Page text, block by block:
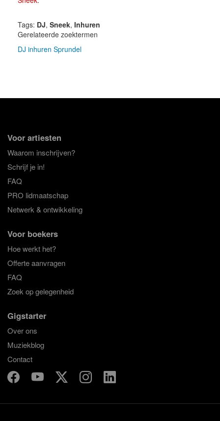
Tags: DJ, Sneek, Inhuren
Gerelateerde zoektermen
DJ inhuren Sprundel
Voor artiesten
Waarom inschrijven?
Schrijf je in!
FAQ
PRO lidmaatschap
Netwerk & ontwikkeling
Voor boekers
Hoe werkt het?
Offerte aanvragen
FAQ
Zoek op gelegenheid
Gigstarter
Over ons
Muziekblog
Contact